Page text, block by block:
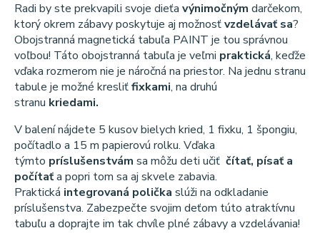
Radi by ste prekvapili svoje dieťa výnimočným darčekom,
ktorý okrem zábavy poskytuje aj možnosťvzdelávať sa?
Obojstranná magnetická tabuľa PAINT je tou správnou
voľbou! Táto obojstranná tabuľa je veľmi praktická, keďže
vďaka rozmerom nie je náročná na priestor. Na jednu stranu
tabule je možné kresliťfixkami, na druhú
stranu kriedami.
V balení nájdete 5 kusov bielych kried, 1 fixku, 1 špongiu,
počítadlo a 15 m papierovú rolku. Vďaka
týmto príslušenstvám sa môžu deti učiť čítať, písať a
počítaťa popri tom sa aj skvele zabavia.
Praktická integrovaná polička slúži na odkladanie
príslušenstva. Zabezpečte svojim deťom túto atraktívnu
tabuľu a doprajte im tak chvíle plné zábavy a vzdelávania!